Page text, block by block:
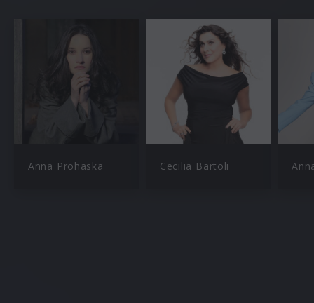
Anna Prohaska Cecilia Bartoli